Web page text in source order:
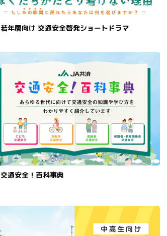
若年層向け 交通安全啓発ショートドラマ
交通安全！百科事典